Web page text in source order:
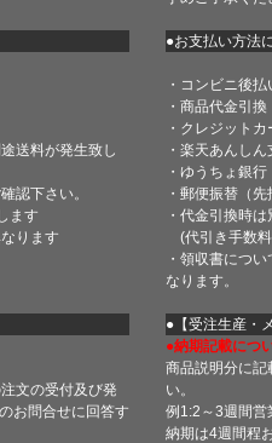
●お支払い方法
送料が発生致し
認下さい。
ます
ります
・コンビニ後払
・商品代金引換
・クレジット
・楽天あんし
・ゆうちょ銀行
・郵便振替（先
・代金引換時
(代引き手数
・領収書につ
なります。
●【受注生産・
文の受付及び発
お問合せに回答す
●納期記載につ
商品説明分に記
い。
例1:2～3週間営
納期は4週間程